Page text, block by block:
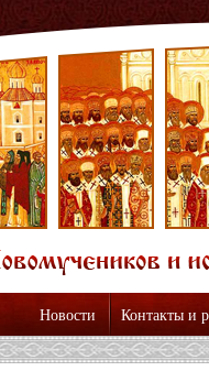
Новости Контакты и